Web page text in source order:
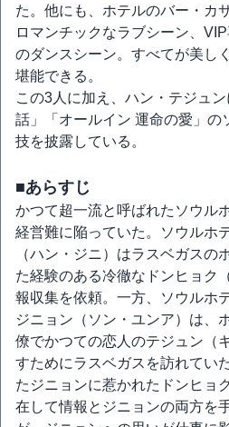
た。他にも、ホテルのバー・カ
ロマンチックなラブシーン、
のダンスシーン。すべてが美し
堪能できる。
この3人に加え、ハン・テジュ
話」「オールイン 運命の愛」の
技を披露している。
■あらすじ
かつて超一流と呼ばれたソウル
経営難に陥っていた。ソウルホ
（ハン・ジニ）はラスベガスの
た経験のある冷徹なドンヒョク
報収集を依頼。一方、ソウルホ
ジニョン（ソン・ユンア）は、
僚でかつての恋人のテジュン（
すためにラスベガスを訪れてい
たジニョンに惹かれたドンヒョ
在して情報とジニョンの両方を